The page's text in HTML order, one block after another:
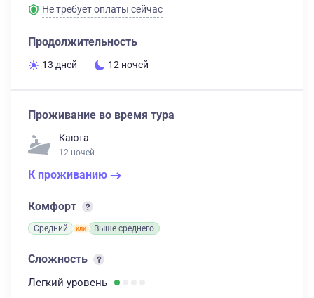
Не требует оплаты сейчас
Продолжительность
13 дней 12 ночей
Проживание во время тура
Каюта
12 ночей
К проживанию
Комфорт
Средний Выше среднего
Сложность
Легкий уровень